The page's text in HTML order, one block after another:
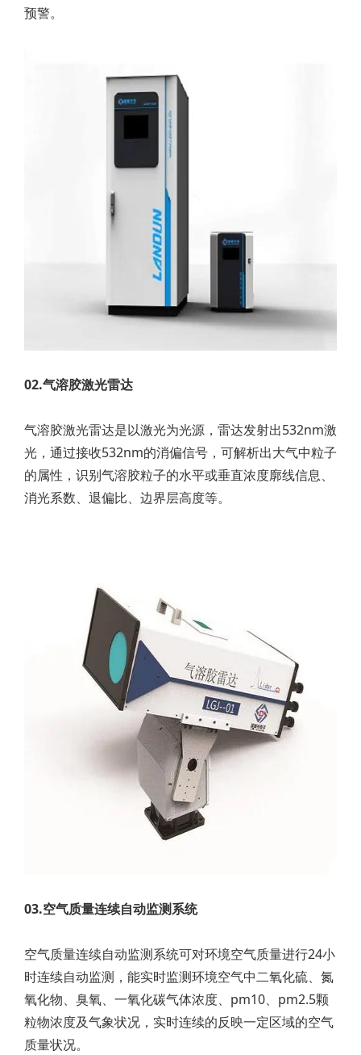
预警。
02.气溶胶激光雷达
气溶胶激光雷达是以激光为光源，雷达发射出532nm激
光，通过接收532nm的消偏信号，可解析出大气中粒子
的属性，识别气溶胶粒子的水平或垂直浓度廓线信息、
消光系数、退偏比、边界层高度等。
03.空气质量连续自动监测系统
空气质量连续自动监测系统可对环境空气质量进行24小
时连续自动监测，能实时监测环境空气中二氧化硫、氮
氧化物、臭氧、一氧化碳气体浓度、pm10、pm2.5颗
粒物浓度及气象状况，实时连续的反映一定区域的空气
质量状况。